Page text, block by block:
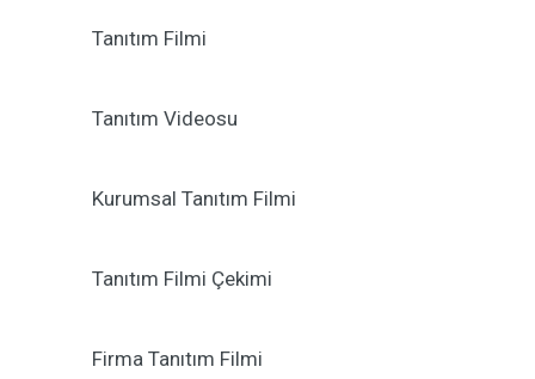
Tanıtım Filmi
Tanıtım Videosu
Kurumsal Tanıtım Filmi
Tanıtım Filmi Çekimi
Firma Tanıtım Filmi